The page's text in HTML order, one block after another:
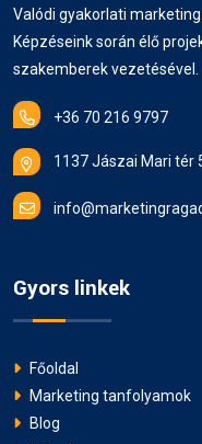
Valódi gyakorlati
Képzéseink során élő
szakemberek vezetésével.
+36 70 216 9797
1137 Jászai Mari tér
Gyors linkek
Főoldal
Marketing tanfolyamok
Blog